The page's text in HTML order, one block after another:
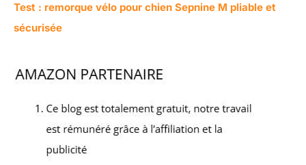
Test : remorque vélo pour chien Sepnine M pliable et
sécurisée